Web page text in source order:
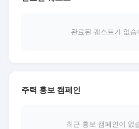
완료된 퀘스트가 없습
주력 홍보 캠페인
최근 홍보 캠페인이 없